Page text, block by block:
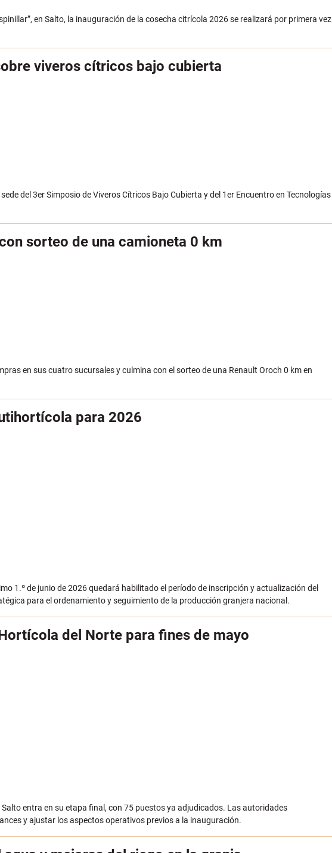
en Salto, la inauguración de la cosecha citrícola 2026 se realizará por primera vez
viveros cítricos bajo cubierta
del 3er Simposio de Viveros Cítricos Bajo Cubierta y del 1er Encuentro en Tecnologías
sorteo de una camioneta 0 km
en sus cuatro sucursales y culmina con el sorteo de una Renault Oroch 0 km en
para 2026
1.º de junio de 2026 quedará habilitado el período de inscripción y actualización del
para el ordenamiento y seguimiento de la producción granjera nacional.
del Norte para fines de mayo
entra en su etapa final, con 75 puestos ya adjudicados. Las autoridades
y ajustar los aspectos operativos previos a la inauguración.